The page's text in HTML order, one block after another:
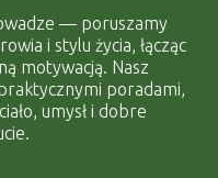
— poruszamy
i stylu życia, łącząc
motywacją. Nasz
poradami,
umysł i dobre